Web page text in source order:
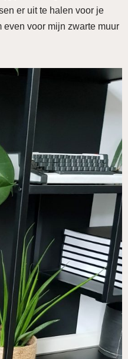
er uit te halen voor je
even voor mijn zwarte muur